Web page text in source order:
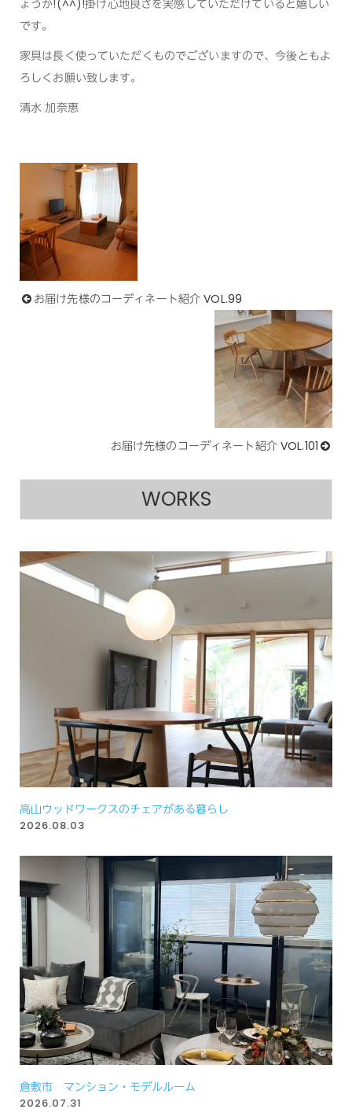
ょうか!(^^)!掛け心地良さを実感していただけていると嬉しい
です。
家具は長く使っていただくものでございますので、今後ともよ
ろしくお願い致します。
清水 加奈恵
お届け先様のコーディネート紹介 VOL.99
お届け先様のコーディネート紹介 VOL.101
WORKS
高山ウッドワークスのチェアがある暮らし
2026.08.03
倉敷市 マンション・モデルルーム
2026.07.31